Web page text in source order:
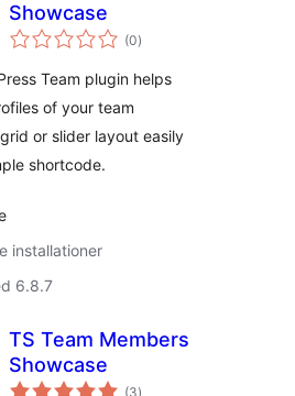
Showcase
(0totale
bedømmelser
)
Team plugin helps
of your team
or slider layout easily
shortcode.
installationer
6.8.7
TS Team Members
Showcase
(3totale
)